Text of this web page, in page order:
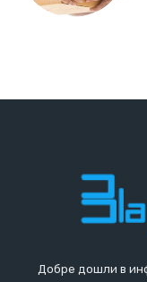
Добре дошли в